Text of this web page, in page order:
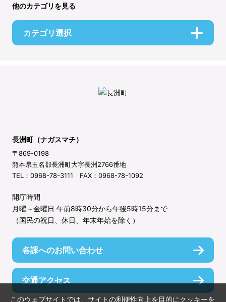
他のカテゴリを見る
カテゴリ選択
長洲町（ナガスマチ）
〒869-0198
熊本県玉名郡長洲町大字長洲2766番地
TEL：0968-78-3111 FAX：0968-78-1092
開庁時間
月曜～金曜日 午前8時30分から午後5時15分まで
（国民の祝日、休日、年末年始を除く）
各課へのお問い合わせ
交通アクセス
このウェブサイトでは、サイトの利便性向上を目的にクッキーを